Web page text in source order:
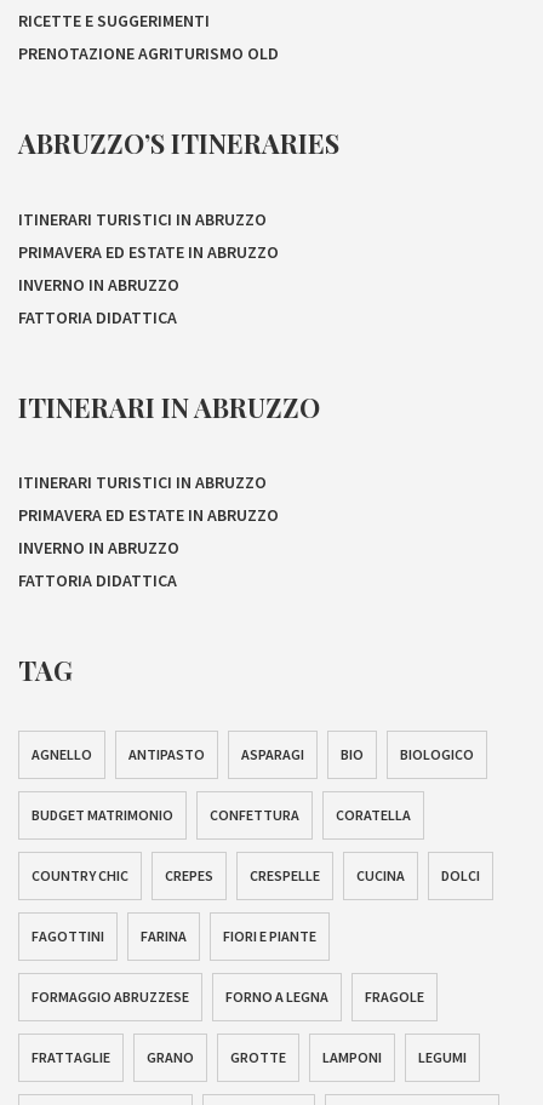
RICETTE E SUGGERIMENTI
PRENOTAZIONE AGRITURISMO OLD
ABRUZZO’S ITINERARIES
ITINERARI TURISTICI IN ABRUZZO
PRIMAVERA ED ESTATE IN ABRUZZO
INVERNO IN ABRUZZO
FATTORIA DIDATTICA
ITINERARI IN ABRUZZO
ITINERARI TURISTICI IN ABRUZZO
PRIMAVERA ED ESTATE IN ABRUZZO
INVERNO IN ABRUZZO
FATTORIA DIDATTICA
TAG
AGNELLO ANTIPASTO ASPARAGI BIO BIOLOGICO
BUDGET MATRIMONIO CONFETTURA CORATELLA
COUNTRY CHIC CREPES CRESPELLE CUCINA DOLCI
FAGOTTINI FARINA FIORI E PIANTE
FORMAGGIO ABRUZZESE FORNO A LEGNA FRAGOLE
FRATTAGLIE GRANO GROTTE LAMPONI LEGUMI